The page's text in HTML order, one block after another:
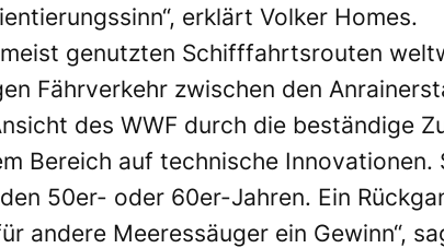
erklärt Volker Homes.
genutzten Schifffahrtsrouten
Fährverkehr zwischen den
des WWF durch die beständige
Bereich auf technische
50er- oder 60er-Jahren. Ein
andere Meeressäuger ein Gewinn“,